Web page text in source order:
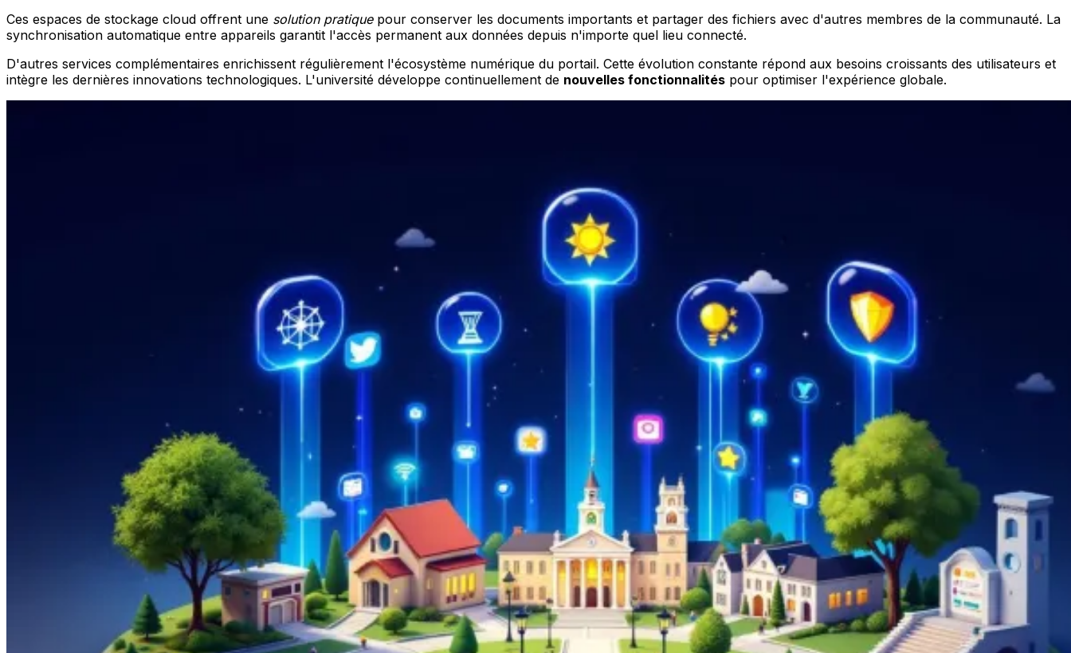
Ces espaces de stockage cloud offrent une solution pratiquepour conserver les documents importants et partager des fichiers avec d'autres membres de la communauté. La
synchronisation automatique entre appareils garantit l'accès permanent aux données depuis n'importe quel lieu connecté.
D'autres services complémentaires enrichissent régulièrement l'écosystème numérique du portail. Cette évolution constante répond aux besoins croissants des utilisateurs et
intègre les dernières innovations technologiques. L'université développe continuellement de nouvelles fonctionnalités pour optimiser l'expérience globale.